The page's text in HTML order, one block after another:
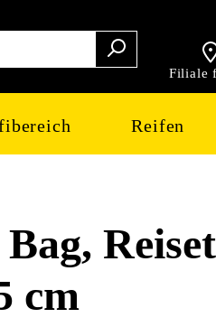
Filiale
Reifen
cm